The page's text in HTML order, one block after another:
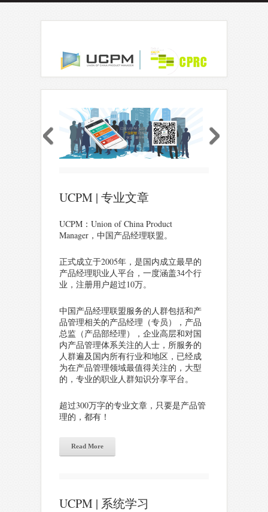
UCPM | 专业文章
UCPM：Union of China Product
Manager，中国产品经理联盟。
正式成立于2005年，是国内成立最早的
产品经理职业人平台，一度涵盖34个行
业，注册用户超过10万。
中国产品经理联盟服务的人群包括和产
品管理相关的产品经理（专员），产品
总监（产品部经理），企业高层和对国
内产品管理体系关注的人士，所服务的
人群遍及国内所有行业和地区，已经成
为在产品管理领域最值得关注的，大型
的，专业的职业人群知识分享平台。
超过300万字的专业文章，只要是产品管
理的，都有！
Read More
UCPM | 系统学习